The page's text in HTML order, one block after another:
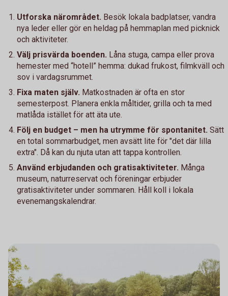
Utforska närområdet. Besök lokala badplatser, vandra
nya leder eller gör en heldag på hemmaplan med picknick
och aktiviteter.
Välj prisvärda boenden. Låna stuga, campa eller prova
hemester med “hotell” hemma: dukad frukost, filmkväll och
sov i vardagsrummet.
Fixa maten själv. Matkostnaden är ofta en stor
semesterpost. Planera enkla måltider, grilla och ta med
matlåda istället för att äta ute.
Följ en budget – men ha utrymme för spontanitet. Sätt
en total sommarbudget, men avsätt lite för "det där lilla
extra". Då kan du njuta utan att tappa kontrollen.
Använd erbjudanden och gratisaktiviteter. Många
museum, naturreservat och föreningar erbjuder
gratisaktiviteter under sommaren. Håll koll i lokala
evenemangskalendrar.